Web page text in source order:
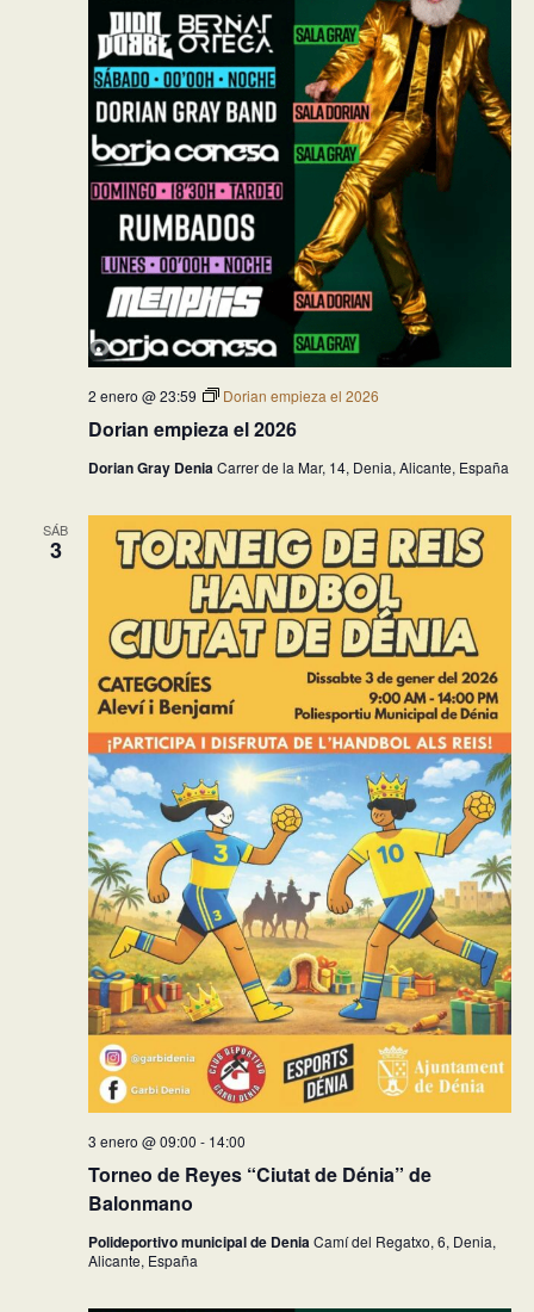
Dorian empieza el 2026
2 enero @ 23:59 Dorian empieza el 2026
Dorian Gray DeniaCarrer de la Mar, 14, Denia, Alicante, España
SÁB
3
Torneo de Reyes “Ciutat de Dénia” de
Balonmano
3 enero @ 09:00 - 14:00
Polideportivo municipal de DeniaCamí del Regatxo, 6, Denia,
Alicante, España